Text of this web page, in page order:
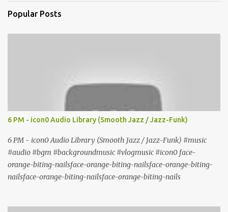
Popular Posts
6 PM - icon0 Audio Library (Smooth Jazz / Jazz-Funk)
6 PM - icon0 Audio Library (Smooth Jazz / Jazz-Funk) #music
#audio #bgm #backgroundmusic #vlogmusic #icon0 face-
orange-biting-nailsface-orange-biting-nailsface-orange-biting-
nailsface-orange-biting-nailsface-orange-biting-nails